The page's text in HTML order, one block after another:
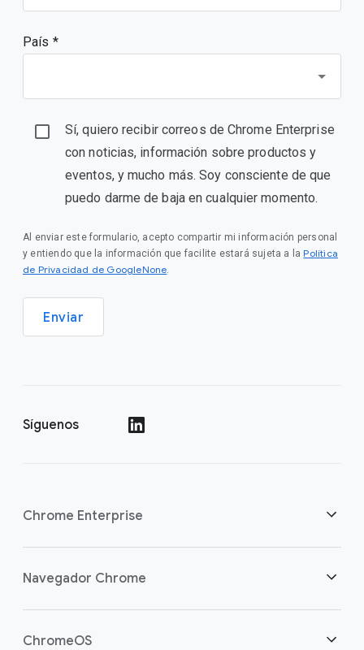
País *
Sí, quiero recibir correos de Chrome Enterprise
con noticias, información sobre productos y
eventos, y mucho más. Soy consciente de que
puedo darme de baja en cualquier momento.
Al enviar este formulario, acepto compartir mi información personal
y entiendo que la información que facilite estará sujeta a la Política
de Privacidad de GoogleNone.
Enviar
Síguenos
Chrome Enterprise
Seguridad
Navegador Chrome
Descripción general
ChromeOS